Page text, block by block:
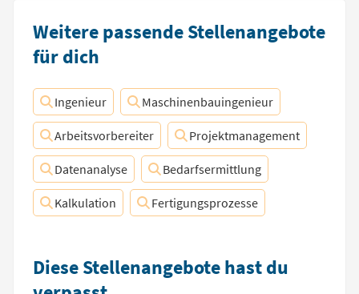
Weitere passende Stellenangebote
für dich
Ingenieur Maschinenbauingenieur
Arbeitsvorbereiter Projektmanagement
Datenanalyse Bedarfsermittlung
Kalkulation Fertigungsprozesse
Diese Stellenangebote hast du